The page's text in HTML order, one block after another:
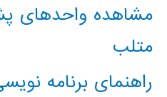
مشاهده واحدهای
متلب
راهنمای برنامه